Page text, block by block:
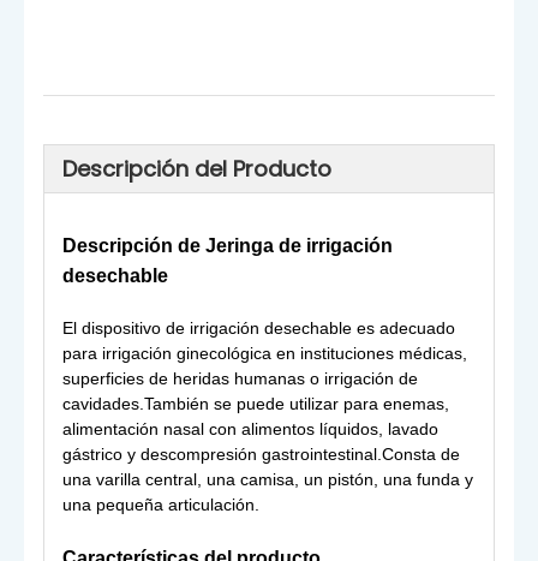
Descripción del Producto
Descripción de Jeringa de irrigación
desechable
El dispositivo de irrigación desechable es adecuado
para irrigación ginecológica en instituciones médicas,
superficies de heridas humanas o irrigación de
cavidades.También se puede utilizar para enemas,
alimentación nasal con alimentos líquidos, lavado
gástrico y descompresión gastrointestinal.Consta de
una varilla central, una camisa, un pistón, una funda y
una pequeña articulación.